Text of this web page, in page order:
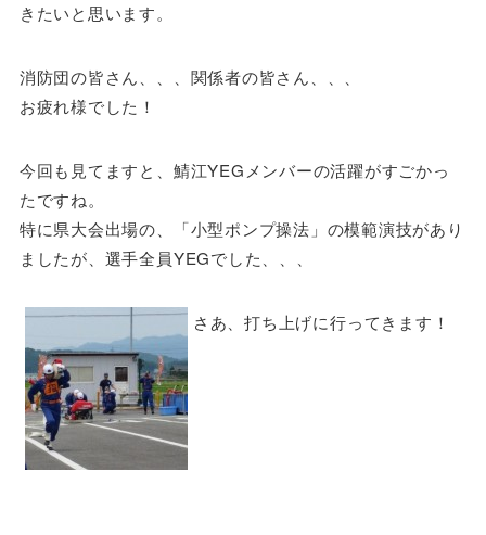
きたいと思います。
消防団の皆さん、、、関係者の皆さん、、、
お疲れ様でした！
今回も見てますと、鯖江YEGメンバーの活躍がすごかっ
たですね。
特に県大会出場の、「小型ポンプ操法」の模範演技があり
ましたが、選手全員YEGでした、、、
さあ、打ち上げに行ってきます！